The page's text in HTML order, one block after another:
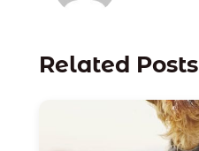
Related Posts